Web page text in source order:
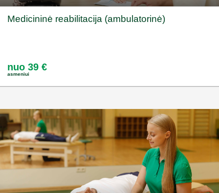
Medicininė reabilitacija (ambulatorinė)
nuo 39 €
asmeniui